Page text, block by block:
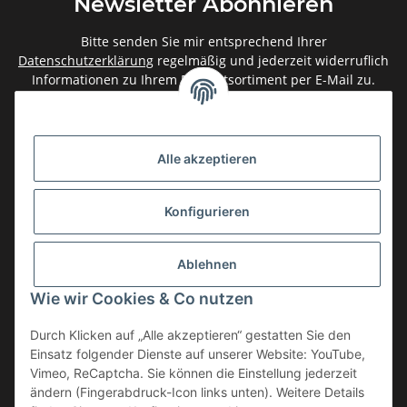
Alle akzeptieren
Konfigurieren
Ablehnen
Wie wir Cookies & Co nutzen
Durch Klicken auf „Alle akzeptieren“ gestatten Sie den
Einsatz folgender Dienste auf unserer Website: YouTube,
Vimeo, ReCaptcha. Sie können die Einstellung jederzeit
ändern (Fingerabdruck-Icon links unten). Weitere Details
Bitte senden Sie mir entsprechend Ihrer
Datenschutzerklärung regelmäßig und jederzeit widerruflich
Informationen zu Ihrem Produktsortiment per E-Mail zu.
Gesetzliche Informationen
Informationen
Service
Vertrag widerrufen
* Alle Preise inkl. gesetzlicher USt., zzgl.Versand